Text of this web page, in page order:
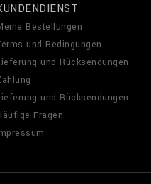
Bestellungen
und Bedingungen
und Rücksendungen
und Rücksendungen
Fragen